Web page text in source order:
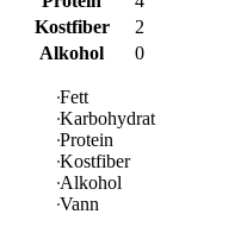
Kostfiber
2
Alkohol
0
Fett
Karbohydrat
Protein
Kostfiber
Alkohol
Vann